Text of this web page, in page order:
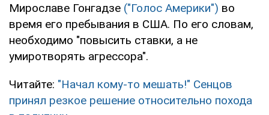
Мирославе Гонгадзе ("Голос Америки") во
время его пребывания в США. По его словам,
необходимо "повысить ставки, а не
умиротворять агрессора".
Читайте: "Начал кому-то мешать!" Сенцов
принял резкое решение относительно похода